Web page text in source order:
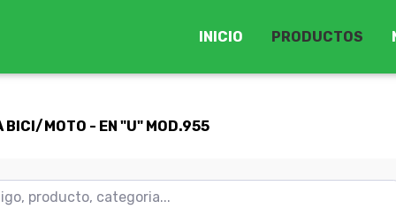
INICIO PRODUCTOS
BICI/MOTO - EN "U" MOD.955